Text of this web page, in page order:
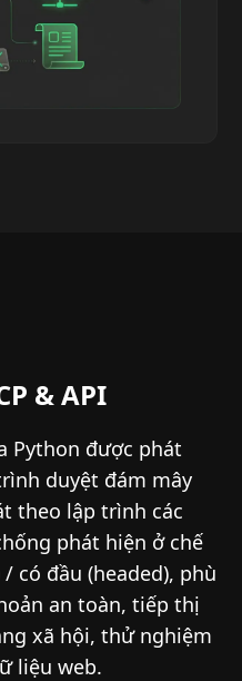
& API
Python được phát
duyệt đám mây
theo lập trình các
phát hiện ở chế
có đầu (headed), phù
an toàn, tiếp thị
xã hội, thử nghiệm
liệu web.